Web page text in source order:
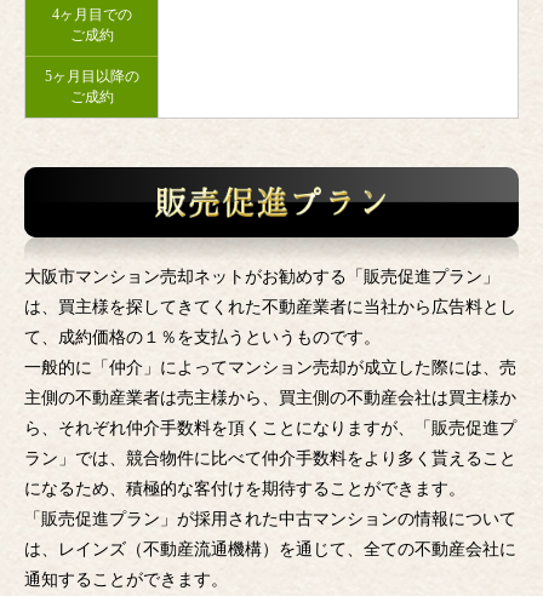
4ヶ月目での
ご成約
5ヶ月目以降の
ご成約
大阪市マンション売却ネットがお勧めする「販売促進プラン」
は、買主様を探してきてくれた不動産業者に当社から広告料とし
て、成約価格の１％を支払うというものです。
一般的に「仲介」によってマンション売却が成立した際には、売
主側の不動産業者は売主様から、買主側の不動産会社は買主様か
ら、それぞれ仲介手数料を頂くことになりますが、「販売促進プ
ラン」では、競合物件に比べて仲介手数料をより多く貰えること
になるため、積極的な客付けを期待することができます。
「販売促進プラン」が採用された中古マンションの情報について
は、レインズ（不動産流通機構）を通じて、全ての不動産会社に
通知することができます。